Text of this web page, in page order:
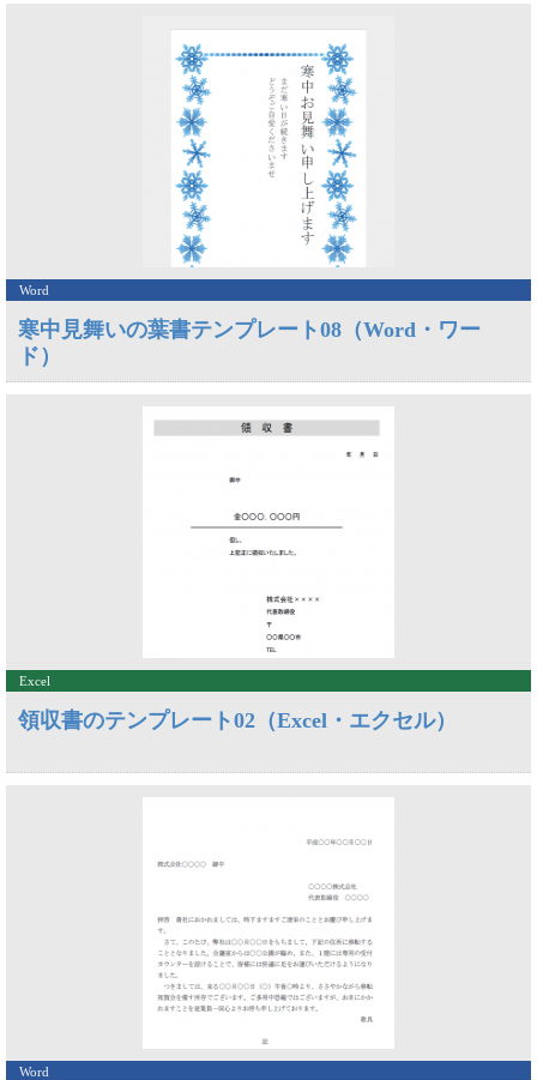
Word
寒中見舞いの葉書テンプレート08（Word・ワー
ド）
Excel
領収書のテンプレート02（Excel・エクセル）
Word